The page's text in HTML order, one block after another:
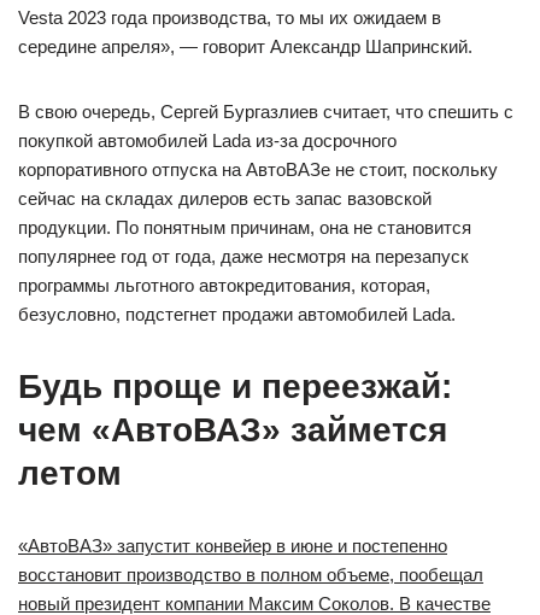
Vesta 2023 года производства, то мы их ожидаем в
середине апреля», — говорит Александр Шапринский.
В свою очередь, Сергей Бургазлиев считает, что спешить с
покупкой автомобилей Lada из-за досрочного
корпоративного отпуска на АвтоВАЗе не стоит, поскольку
сейчас на складах дилеров есть запас вазовской
продукции. По понятным причинам, она не становится
популярнее год от года, даже несмотря на перезапуск
программы льготного автокредитования, которая,
безусловно, подстегнет продажи автомобилей Lada.
Будь проще и переезжай:
чем «АвтоВАЗ» займется
летом
«АвтоВАЗ» запустит конвейер в июне и постепенно
восстановит производство в полном объеме, пообещал
новый президент компании Максим Соколов. В качестве